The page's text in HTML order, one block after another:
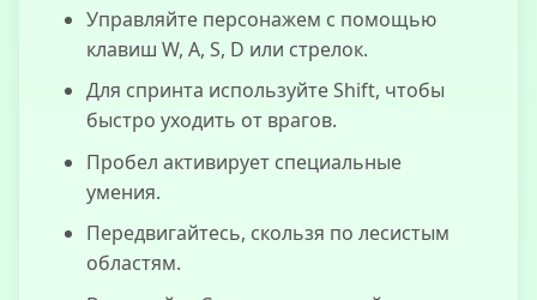
Управляйте персонажем с помощью
клавиш W, A, S, D или стрелок.
Для спринта используйте Shift, чтобы
быстро уходить от врагов.
Пробел активирует специальные
умения.
Передвигайтесь, скользя по лесистым
областям.